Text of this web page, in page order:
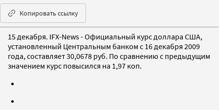
Копировать ссылку
15 декабря. IFX-News - Официальный курс доллара США,
установленный Центральным банком с 16 декабря 2009
года, составляет 30,0678 руб. По сравнению с предыдущим
значением курс повысился на 1,97 коп.